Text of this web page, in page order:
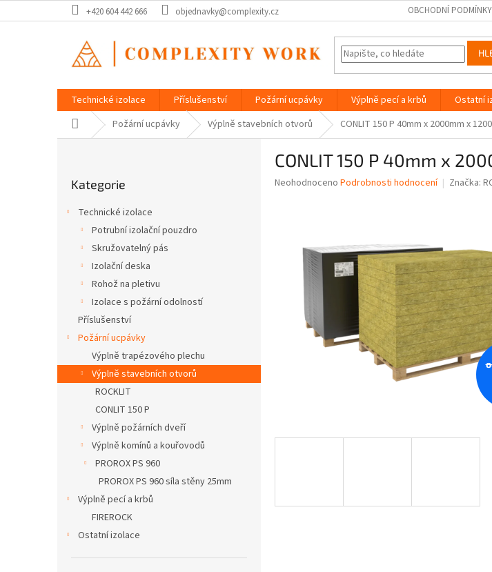
na
+420 604 442 666 objednavky@complexity.cz OBCHODNÍ PODMÍNKY
Technické izolace Příslušenství Požární ucpávky Výplně pecí a krbů Ostatní
Domů Požární ucpávky Výplně stavebních otvorů CONLIT 150 P 40mm x 2000mm x
kategorie
Kategorie
Technické izolace
Potrubní izolační pouzdro
Skružovatelný pás
Izolační deska
Rohož na pletivu
Izolace s požární odolností
Příslušenství
Požární ucpávky
Výplně trapézového plechu
Výplně stavebních otvorů
ROCKLIT
CONLIT 150 P
Výplně požárních dveří
Výplně komínů a kouřovodů
PROROX PS 960
PROROX PS 960 síla stěny 25mm
Výplně pecí a krbů
FIREROCK
Ostatní izolace
CONLIT 150 P 40mm x
Průměrné
hvězdiček.
Neohodnoceno Podrobnosti hodnocení Značka: